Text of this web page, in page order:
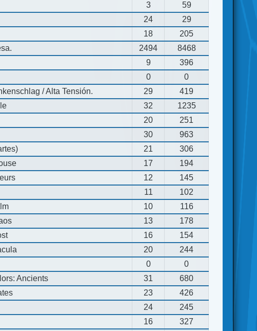
3
59
24
29
18
205
2494
8468
9
396
0
0
/ Alta Tensión. 29
419
32
1235
20
251
30
963
21
306
17
194
12
145
11
102
10
116
13
178
16
154
20
244
0
0
Ancients 31
680
23
426
24
245
16
327